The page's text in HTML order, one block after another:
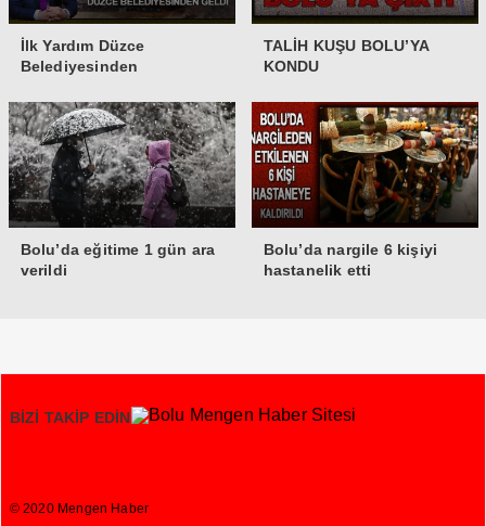
İlk Yardım Düzce
Belediyesinden
TALİH KUŞU BOLU’YA
KONDU
Bolu’da eğitime 1 gün ara
verildi
Bolu’da nargile 6 kişiyi
hastanelik etti
BİZİ TAKİP EDİN
© 2020 Mengen Haber